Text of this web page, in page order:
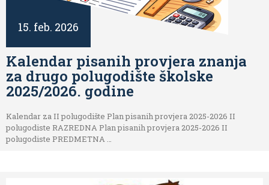
15. feb. 2026
Kalendar pisanih provjera znanja
za drugo polugodište školske
2025/2026. godine
Kalendar za II polugodište Plan pisanih provjera 2025-2026 II
polugodiste RAZREDNA Plan pisanih provjera 2025-2026 II
polugodiste PREDMETNA …